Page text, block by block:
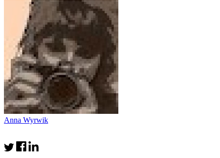
Anna Wyrwik